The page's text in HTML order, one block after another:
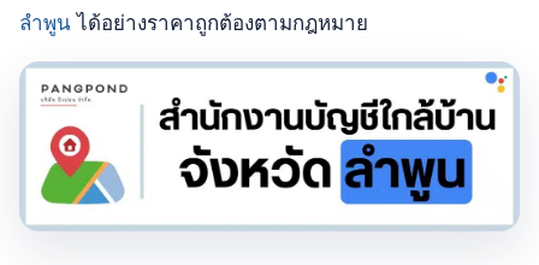
ลำพูน ได้อย่างราคาถูกต้องตามกฎหมาย